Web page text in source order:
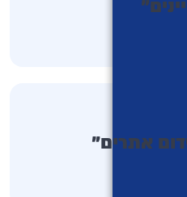
אתרים"